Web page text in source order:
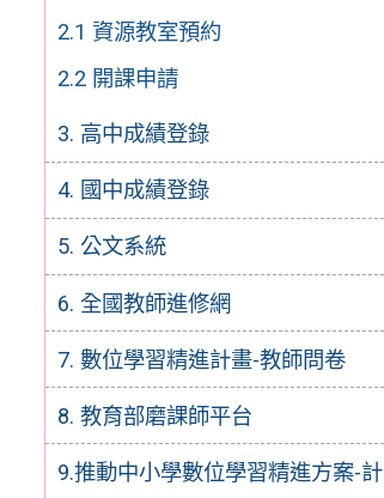
2.1 資源教室預約
2.2 開課申請
3. 高中成績登錄
4. 國中成績登錄
5. 公文系統
6. 全國教師進修網
7. 數位學習精進計畫-教師問卷
8. 教育部磨課師平台
9.推動中小學數位學習精進方案-計